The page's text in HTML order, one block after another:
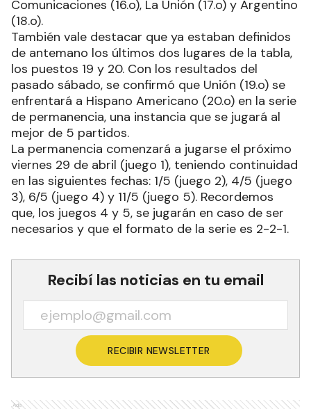
Comunicaciones (16.o), La Unión (17.o) y Argentino
(18.o).
También vale destacar que ya estaban definidos
de antemano los últimos dos lugares de la tabla,
los puestos 19 y 20. Con los resultados del
pasado sábado, se confirmó que Unión (19.o) se
enfrentará a Hispano Americano (20.o) en la serie
de permanencia, una instancia que se jugará al
mejor de 5 partidos.
La permanencia comenzará a jugarse el próximo
viernes 29 de abril (juego 1), teniendo continuidad
en las siguientes fechas: 1/5 (juego 2), 4/5 (juego
3), 6/5 (juego 4) y 11/5 (juego 5). Recordemos
que, los juegos 4 y 5, se jugarán en caso de ser
necesarios y que el formato de la serie es 2-2-1.
Recibí las noticias en tu email
RECIBIR NEWSLETTER
Ads